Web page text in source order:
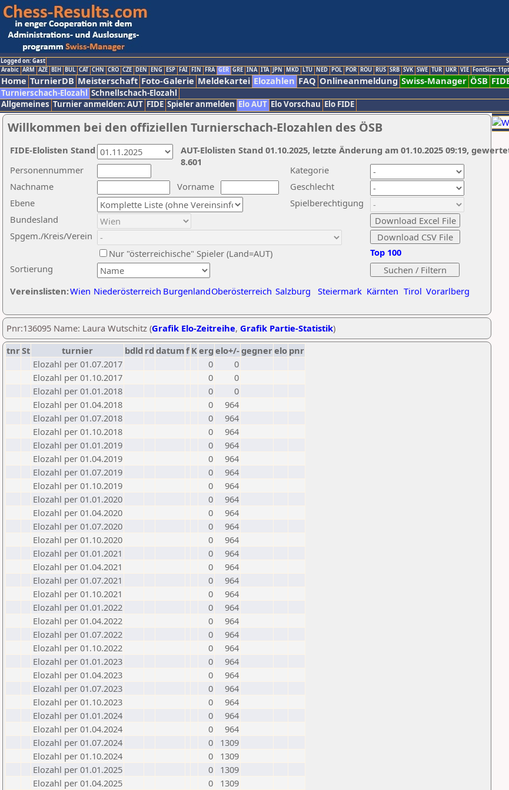
Logged on: Gast
Arabic ARM AZE BIH BUL CAT CHN CRO CZE DEN ENG ESP FAI FIN FRA GER GRE INA ITA JPN MKD LTU NED POL POR ROU RUS SRB SVK SWE TUR UKR VIE FontSize:11pt
Home TurnierDB Meisterschaft Foto-Galerie Meldekartei Elozahlen FAQ Onlineanmeldung Swiss-Manager ÖSB
Turnierschach-Elozahl Schnellschach-Elozahl
Allgemeines Turnier anmelden: AUT FIDE Spieler anmelden Elo AUT Elo Vorschau Elo FIDE
Willkommen bei den offiziellen Turnierschach-Elozahlen des ÖSB
Nachname
Vorname
Ebene
Kategorie
Sortierung
Personennummer
Bundesland
Spgem./Kreis/Verein
Geschlecht
Nur "österreichische" Spieler (Land=AUT)
Spielberechtigung
Vereinslisten:Wien Niederösterreich BurgenlandOberösterreich Salzburg Steiermark Kärnten Tirol Vorarlberg
Top 100
AUT-Elolisten Stand 01.10.2025, letzte Änderung am 01.10.2025 09:19,
8.601
FIDE-Elolisten Stand
Pnr:136095 Name: Laura Wutschitz (Grafik Elo-Zeitreihe, Grafik Partie-Statistik)
tnrSt turnier bdld rd datumf Kerg elo+/-gegnerelo pnr
Elozahl per 01.07.2017
0
0
Elozahl per 01.10.2017
0
0
Elozahl per 01.01.2018
0
0
Elozahl per 01.04.2018
0
964
Elozahl per 01.07.2018
0
964
Elozahl per 01.10.2018
0
964
Elozahl per 01.01.2019
0
964
Elozahl per 01.04.2019
0
964
Elozahl per 01.07.2019
0
964
Elozahl per 01.10.2019
0
964
Elozahl per 01.01.2020
0
964
Elozahl per 01.04.2020
0
964
Elozahl per 01.07.2020
0
964
Elozahl per 01.10.2020
0
964
Elozahl per 01.01.2021
0
964
Elozahl per 01.04.2021
0
964
Elozahl per 01.07.2021
0
964
Elozahl per 01.10.2021
0
964
Elozahl per 01.01.2022
0
964
Elozahl per 01.04.2022
0
964
Elozahl per 01.07.2022
0
964
Elozahl per 01.10.2022
0
964
Elozahl per 01.01.2023
0
964
Elozahl per 01.04.2023
0
964
Elozahl per 01.07.2023
0
964
Elozahl per 01.10.2023
0
964
Elozahl per 01.01.2024
0
964
Elozahl per 01.04.2024
0
964
Elozahl per 01.07.2024
0
1309
Elozahl per 01.10.2024
0
1309
Elozahl per 01.01.2025
0
1309
Elozahl per 01.04.2025
0 1309